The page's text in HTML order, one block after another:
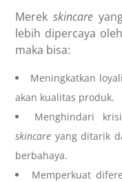
Merek skincare
lebih dipercaya
maka bisa:
Meningkatkan
akan kualitas produk.
Menghindari
skincare yang ditarik
berbahaya.
Memperkuat